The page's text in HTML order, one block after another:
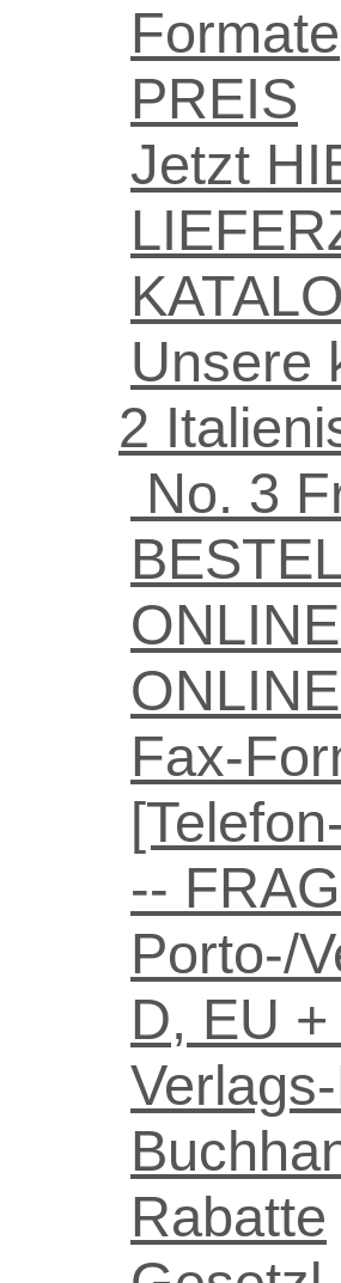
Formate
PREIS
Jetzt
Unsere
2
No. 3
Fax-
--
Porto-/
D, EU
Rabatte